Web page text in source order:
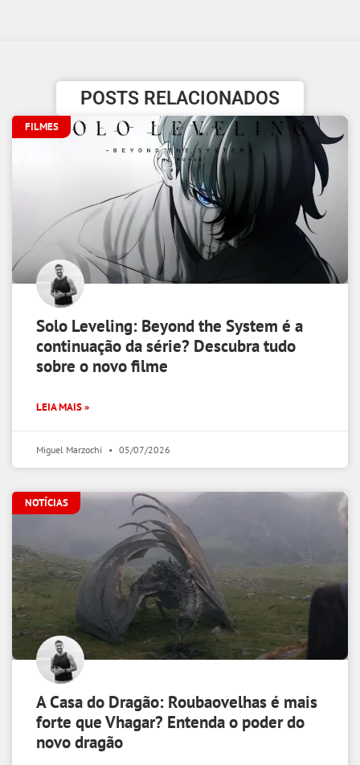
POSTS RELACIONADOS
FILMES
Solo Leveling: Beyond the System é a
continuação da série? Descubra tudo
sobre o novo filme
LEIA MAIS »
Miguel Marzochi 05/07/2026
NOTÍCIAS
A Casa do Dragão: Roubaovelhas é mais
forte que Vhagar? Entenda o poder do
novo dragão